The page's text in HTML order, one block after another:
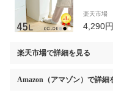
カップ
分別
楽天市場
4,290円
楽天市場で詳細を見る
Amazon（アマゾン） で詳細